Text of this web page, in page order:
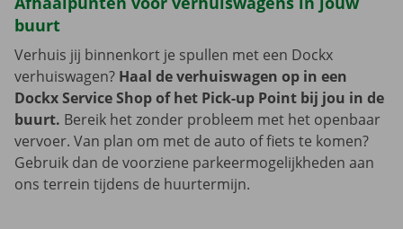
buurt
Verhuis jij binnenkort je spullen met een Dockx
verhuiswagen? Haal de verhuiswagen op in een
Dockx Service Shop of het Pick-up Point bij jou in de
buurt. Bereik het zonder probleem met het openbaar
vervoer. Van plan om met de auto of fiets te komen?
Gebruik dan de voorziene parkeermogelijkheden aan
ons terrein tijdens de huurtermijn.